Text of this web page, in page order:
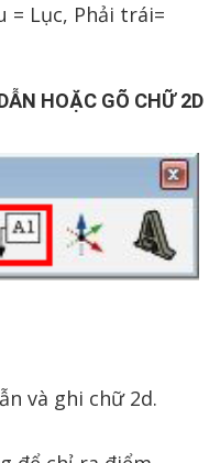
= Lục, Phải trái=
HOẶC GÕ CHỮ 2D
và ghi chữ 2d.